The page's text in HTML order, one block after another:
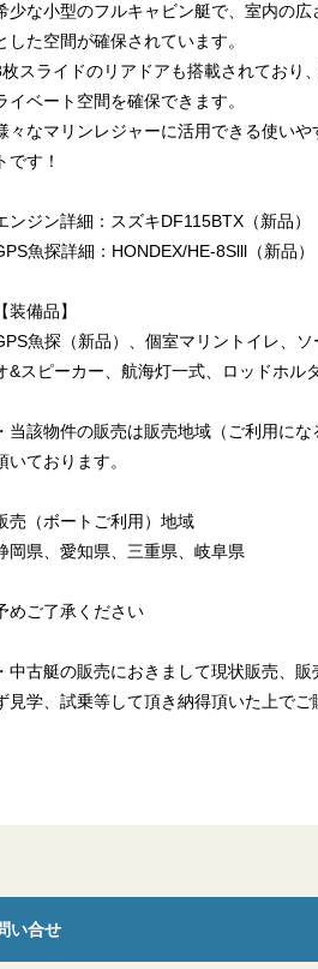
少な小型のフルキャビン艇で、室内の
した空間が確保されています。
スライドのリアドアも搭載されており
イベート空間を確保できます。
々なマリンレジャーに活用できる使い
トです！
ンジン詳細：スズキDF115BTX（新品）
魚探詳細：HONDEX/HE-8Slll（新品）
【装備品】
魚探（新品）、個室マリントイレ、
&スピーカー、航海灯一式、ロッドホル
・当該物件の販売は販売地域（ご利用に
いております。
売（ボートご利用）地域
岡県、愛知県、三重県、岐阜県
めご了承ください
・中古艇の販売におきまして現状販売、
見学、試乗等して頂き納得頂いた上でご
い合せ